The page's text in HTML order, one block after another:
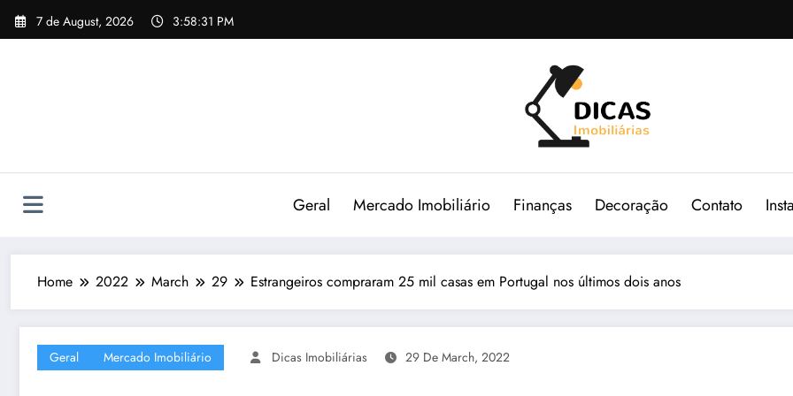
Skip
7 de August, 2026 3:58:32 PM
Geral Mercado Imobiliário Finanças Decoração Contato
Home 2022 March 29 Estrangeiros compraram 25 mil casas em Portugal nos últimos dois anos
Geral Mercado Imobiliário Dicas Imobiliárias 29 De March, 2022